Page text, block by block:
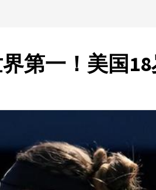
第一！美国18